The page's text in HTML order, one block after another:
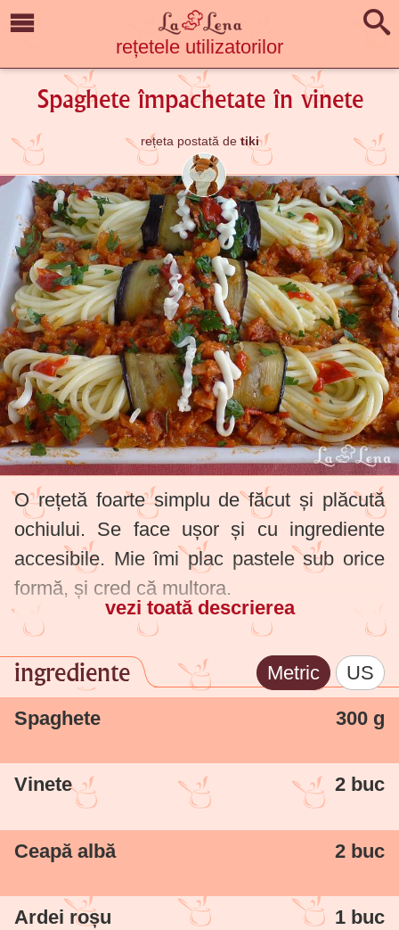
rețetele utilizatorilor
Spaghete împachetate în vinete
rețeta postată detiki
O rețetă foarte simplu de făcut și plăcută
ochiului. Se face ușor și cu ingrediente
accesibile. Mie îmi plac pastele sub orice
formă, și cred că multora.
vezi toată descrierea
ingrediente Metric US
Spaghete 300 g
Vinete 2 buc
Ceapă albă 2 buc
Ardei roșu 1 buc